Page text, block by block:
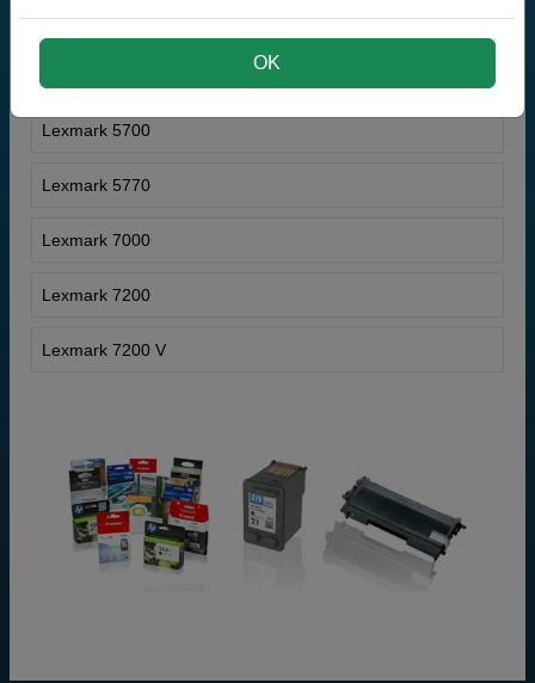
Lexmark 4079
Lexmark 5700
Lexmark 5770
Lexmark 7000
Lexmark 7200
Lexmark 7200 V
OK